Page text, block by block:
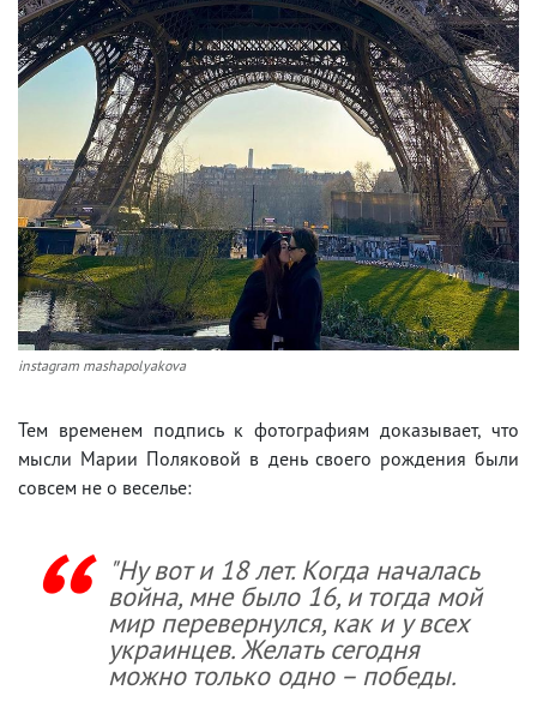
instagram mashapolyakova
Тем временем подпись к фотографиям доказывает, что
мысли Марии Поляковой в день своего рождения были
совсем не о веселье:
"Ну вот и 18 лет. Когда началась
война, мне было 16, и тогда мой
мир перевернулся, как и у всех
украинцев. Желать сегодня
можно только одно – победы.